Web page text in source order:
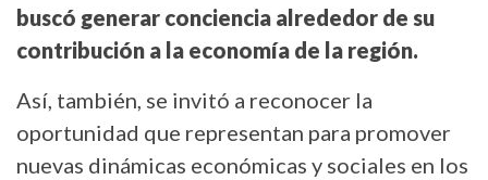
buscó generar conciencia alrededor de su
contribución a la economía de la región.
Así, también, se invitó a reconocer la
oportunidad que representan para promover
nuevas dinámicas económicas y sociales en los